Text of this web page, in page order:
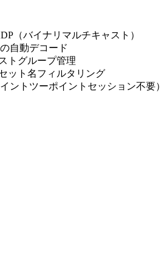
（バイナリマルチキャスト）
自動デコード
トグループ管理
ット名フィルタリング
ントツーポイントセッション不要）